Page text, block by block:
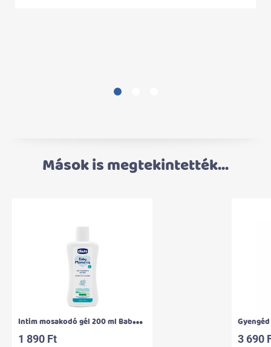
Mások is megtekintették...
I
ntim mosakodó gél 200 ml Baby Moments
1 890 Ft 3 690